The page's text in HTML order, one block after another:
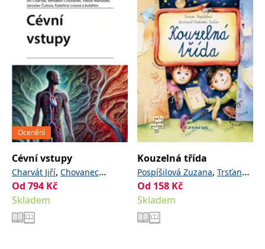
Ocenění
Cévní vstupy
Charvát Jiří, Chovanec
Vendelín ,Maňásek Viktor
Čutora Jaroslav
Kateřina
Od 794 Kč
Skladem
Kouzelná třída
Pospíšilová Zuzana, Trsťan
Drahomír
Od 158 Kč
Skladem